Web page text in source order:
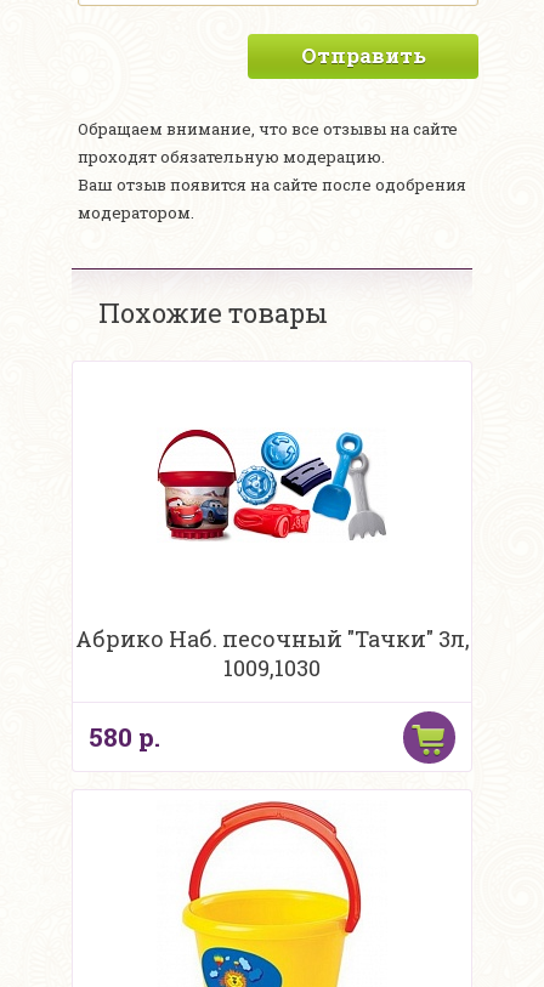
Отправить
Обращаем внимание, что все отзывы на сайте
проходят обязательную модерацию.
Ваш отзыв появится на сайте после одобрения
модератором.
Похожие товары
Абрико Наб. песочный "Тачки" 3л,
1009,1030
580 р.